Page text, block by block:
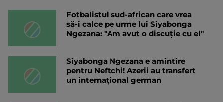
Fotbalistul sud-african care vrea
să-i calce pe urme lui Siyabonga
Ngezana: "Am avut o discuție cu el"
Siyabonga Ngezana e amintire
pentru Neftchi! Azerii au transfert
un internațional german